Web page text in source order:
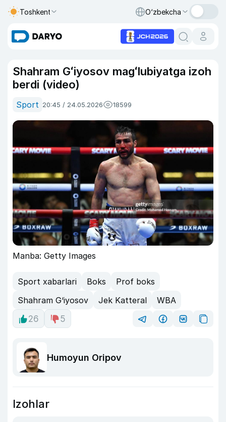
Toshkent O‘zbekcha
Shahram Gʻiyosov magʻlubiyatga izoh
berdi (video)
Sport 20:45 / 24.05.2026 18599
Manba: Getty Images
Sport xabarlari Boks
Prof boks
Shahram G‘iyosov
Jek Katteral
WBA
26
5
Humoyun Oripov
Izohlar